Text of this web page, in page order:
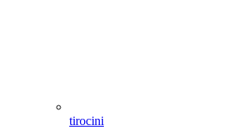
tirocini